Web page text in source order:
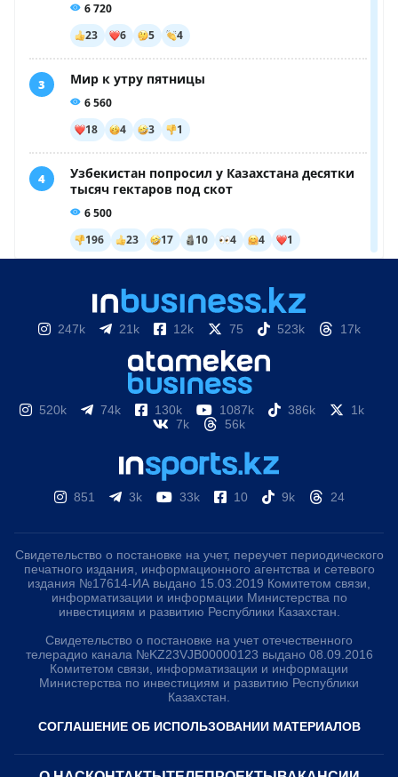
247k 21k 12k 75 523k 17k
520k 74k 130k 1087k 386k
1k
7k
56k
851 3k 33k 10 9k 24
Свидетельство о постановке на учет, переучет периодического
печатного издания, информационного агентства и сетевого
издания №17614-ИА выдано 15.03.2019 Комитетом связи,
информатизации и информации Министерства по
инвестициям и развитию Республики Казахстан.
Свидетельство о постановке на учет отечественного
телерадио канала №KZ23VJB00000123 выдано 08.09.2016
Комитетом связи, информатизации и информации
Министерства по инвестициям и развитию Республики
Казахстан.
СОГЛАШЕНИЕ ОБ ИСПОЛЬЗОВАНИИ МАТЕРИАЛОВ